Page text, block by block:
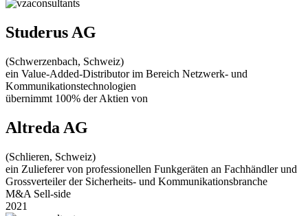
Studerus AG
(Schwerzenbach, Schweiz)
ein Value-Added-Distributor im Bereich Netzwerk- und
Kommunikationstechnologien
übernimmt 100% der Aktien von
Altreda AG
(Schlieren, Schweiz)
ein Zulieferer von professionellen Funkgeräten an Fachhändler und
Grossverteiler der Sicherheits- und Kommunikationsbranche
M&A Sell-side
2021